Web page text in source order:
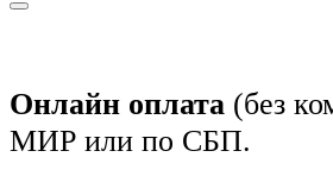
Онлайн оплата (без
МИР или по СБП.